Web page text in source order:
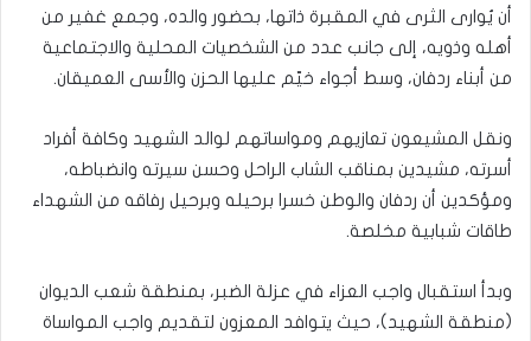
أن يُوارى الثرى في المقبرة ذاتها، بحضور والده، وجمع غفير من
أهله وذويه، إلى جانب عدد من الشخصيات المحلية والاجتماعية
من أبناء ردفان، وسط أجواء خيّم عليها الحزن والأسى العميقان.
ونقل المشيعون تعازيهم ومواساتهم لوالد الشهيد وكافة أفراد
أسرته، مشيدين بمناقب الشاب الراحل وحسن سيرته وانضباطه،
ومؤكدين أن ردفان والوطن خسرا برحيله وبرحيل رفاقه من الشهداء
طاقات شبابية مخلصة.
وبدأ استقبال واجب العزاء في عزلة الضبر، بمنطقة شعب الديوان
(منطقة الشهيد)، حيث يتوافد المعزون لتقديم واجب المواساة